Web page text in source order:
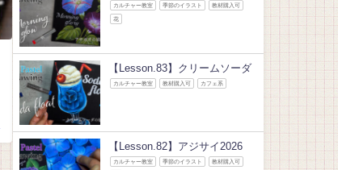
カルチャー教室 季節のイラスト 教材購入可
花
【Lesson.83】クリームソーダ
カルチャー教室 教材購入可 カフェ系
【Lesson.82】アジサイ2026
カルチャー教室 季節のイラスト 教材購入可